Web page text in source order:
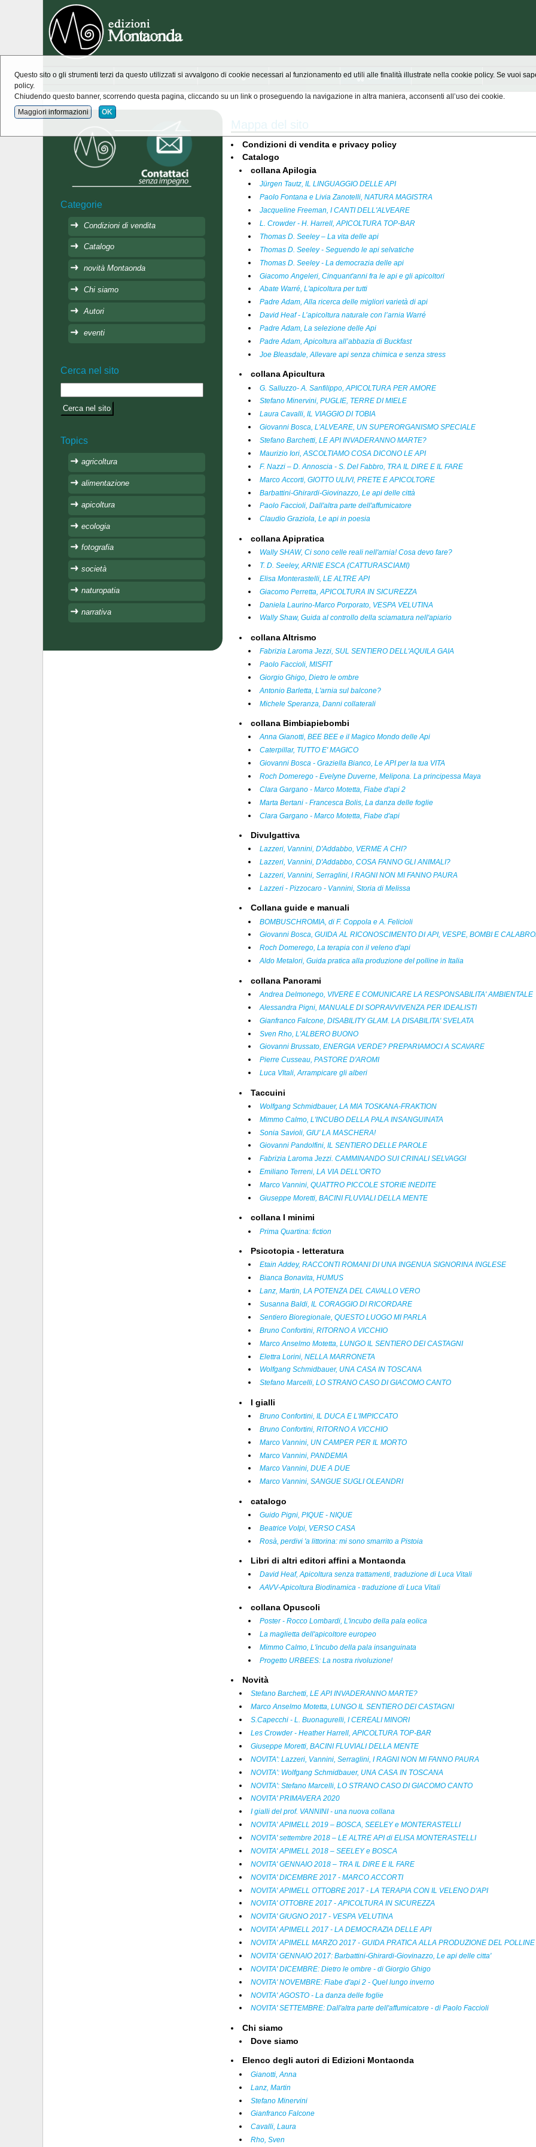
Home novità Montaonda Catalogo Chi siamo Scrivici
Mappa del sito
Condizioni di vendita e privacy policy
Catalogo
collana Apilogia
Jürgen Tautz, IL LINGUAGGIO DELLE API
Paolo Fontana e Livia Zanotelli, NATURA MAGISTRA
Jacqueline Freeman, I CANTI DELL'ALVEARE
L. Crowder - H. Harrell, APICOLTURA TOP-BAR
Thomas D. Seeley – La vita delle api
Thomas D. Seeley - Seguendo le api selvatiche
Thomas D. Seeley - La democrazia delle api
Giacomo Angeleri, Cinquant'anni fra le api e gli apicoltori
Abate Warré, L'apicoltura per tutti
Padre Adam, Alla ricerca delle migliori varietà di api
David Heaf - L’apicoltura naturale con l’arnia Warré
Padre Adam, La selezione delle Api
Padre Adam, Apicoltura all’abbazia di Buckfast
Joe Bleasdale, Allevare api senza chimica e senza stress
collana Apicultura
G. Salluzzo- A. Sanfilippo, APICOLTURA PER AMORE
Stefano Minervini, PUGLIE, TERRE DI MIELE
Laura Cavalli, IL VIAGGIO DI TOBIA
Giovanni Bosca, L'ALVEARE, UN SUPERORGANISMO SPECIALE
Stefano Barchetti, LE API INVADERANNO MARTE?
Maurizio Iori, ASCOLTIAMO COSA DICONO LE API
F. Nazzi – D. Annoscia - S. Del Fabbro, TRA IL DIRE E IL FARE
Marco Accorti, GIOTTO ULIVI, PRETE E APICOLTORE
Barbattini-Ghirardi-Giovinazzo, Le api delle città
Paolo Faccioli, Dall'altra parte dell'affumicatore
Claudio Graziola, Le api in poesia
collana Apipratica
Wally SHAW, Ci sono celle reali nell'arnia! Cosa devo fare?
T. D. Seeley, ARNIE ESCA (CATTURASCIAMI)
Elisa Monterastelli, LE ALTRE API
Giacomo Perretta, APICOLTURA IN SICUREZZA
Daniela Laurino-Marco Porporato, VESPA VELUTINA
Wally Shaw, Guida al controllo della sciamatura nell'apiario
collana Altrismo
Fabrizia Laroma Jezzi, SUL SENTIERO DELL'AQUILA GAIA
Paolo Faccioli, MISFIT
Giorgio Ghigo, Dietro le ombre
Antonio Barletta, L'arnia sul balcone?
Michele Speranza, Danni collaterali
collana Bimbiapiebombi
Anna Gianotti, BEE BEE e il Magico Mondo delle Api
Caterpillar, TUTTO E' MAGICO
Giovanni Bosca - Graziella Bianco, Le API per la tua VITA
Roch Domerego - Evelyne Duverne, Melipona. La principessa Maya
Clara Gargano - Marco Motetta, Fiabe d'api 2
Marta Bertani - Francesca Bolis, La danza delle foglie
Clara Gargano - Marco Motetta, Fiabe d'api
Divulgattiva
Lazzeri, Vannini, D'Addabbo, VERME A CHI?
Lazzeri, Vannini, D'Addabbo, COSA FANNO GLI ANIMALI?
Lazzeri, Vannini, Serraglini, I RAGNI NON MI FANNO PAURA
Lazzeri - Pizzocaro - Vannini, Storia di Melissa
Collana guide e manuali
BOMBUSCHROMIA, di F. Coppola e A. Felicioli
Giovanni Bosca, GUIDA AL RICONOSCIMENTO DI API, VESPE, BOMBI E
Roch Domerego, La terapia con il veleno d'api
Aldo Metalori, Guida pratica alla produzione del polline in Italia
collana Panorami
Andrea Delmonego, VIVERE E COMUNICARE LA RESPONSABILITA' AMBIENTALE
Alessandra Pigni, MANUALE DI SOPRAVVIVENZA PER IDEALISTI
Gianfranco Falcone, DISABILITY GLAM. LA DISABILITA' SVELATA
Sven Rho, L'ALBERO BUONO
Giovanni Brussato, ENERGIA VERDE? PREPARIAMOCI A SCAVARE
Pierre Cusseau, PASTORE D'AROMI
Luca VItali, Arrampicare gli alberi
Taccuini
Wolfgang Schmidbauer, LA MIA TOSKANA-FRAKTION
Mimmo Calmo, L'INCUBO DELLA PALA INSANGUINATA
Sonia Savioli, GIU' LA MASCHERA!
Giovanni Pandolfini, IL SENTIERO DELLE PAROLE
Fabrizia Laroma Jezzi. CAMMINANDO SUI CRINALI SELVAGGI
Emiliano Terreni, LA VIA DELL'ORTO
Marco Vannini, QUATTRO PICCOLE STORIE INEDITE
Giuseppe Moretti, BACINI FLUVIALI DELLA MENTE
collana I minimi
Prima Quartina: fiction
Psicotopia - letteratura
Etain Addey, RACCONTI ROMANI DI UNA INGENUA SIGNORINA INGLESE
Bianca Bonavita, HUMUS
Lanz, Martin, LA POTENZA DEL CAVALLO VERO
Susanna Baldi, IL CORAGGIO DI RICORDARE
Sentiero Bioregionale, QUESTO LUOGO MI PARLA
Bruno Confortini, RITORNO A VICCHIO
Marco Anselmo Motetta, LUNGO IL SENTIERO DEI CASTAGNI
Elettra Lorini, NELLA MARRONETA
Wolfgang Schmidbauer, UNA CASA IN TOSCANA
Stefano Marcelli, LO STRANO CASO DI GIACOMO CANTO
I gialli
Bruno Confortini, IL DUCA E L'IMPICCATO
Bruno Confortini, RITORNO A VICCHIO
Marco Vannini, UN CAMPER PER IL MORTO
Marco Vannini, PANDEMIA
Marco Vannini, DUE A DUE
Marco Vannini, SANGUE SUGLI OLEANDRI
catalogo
Guido Pigni, PIQUE - NIQUE
Beatrice Volpi, VERSO CASA
Rosà, perdivi 'a littorina: mi sono smarrito a Pistoia
Libri di altri editori affini a Montaonda
David Heaf, Apicoltura senza trattamenti, traduzione di Luca Vitali
AAVV-Apicoltura Biodinamica - traduzione di Luca Vitali
collana Opuscoli
Poster - Rocco Lombardi, L'incubo della pala eolica
La maglietta dell'apicoltore europeo
Mimmo Calmo, L'incubo della pala insanguinata
Progetto URBEES: La nostra rivoluzione!
Novità
Stefano Barchetti, LE API INVADERANNO MARTE?
Marco Anselmo Motetta, LUNGO IL SENTIERO DEI CASTAGNI
S.Capecchi - L. Buonagurelli, I CEREALI MINORI
Les Crowder - Heather Harrell, APICOLTURA TOP-BAR
Giuseppe Moretti, BACINI FLUVIALI DELLA MENTE
NOVITA': Lazzeri, Vannini, Serraglini, I RAGNI NON MI FANNO PAURA
NOVITA': Wolfgang Schmidbauer, UNA CASA IN TOSCANA
NOVITA': Stefano Marcelli, LO STRANO CASO DI GIACOMO CANTO
NOVITA' PRIMAVERA 2020
I gialli del prof. VANNINI - una nuova collana
NOVITA' APIMELL 2019 – BOSCA, SEELEY e MONTERASTELLI
NOVITA' settembre 2018 – LE ALTRE API di ELISA MONTERASTELLI
NOVITA' APIMELL 2018 – SEELEY e BOSCA
NOVITA' GENNAIO 2018 – TRA IL DIRE E IL FARE
NOVITA' DICEMBRE 2017 - MARCO ACCORTI
NOVITA' APIMELL OTTOBRE 2017 - LA TERAPIA CON IL VELENO D'API
NOVITA' OTTOBRE 2017 - APICOLTURA IN SICUREZZA
NOVITA' GIUGNO 2017 - VESPA VELUTINA
NOVITA' APIMELL 2017 - LA DEMOCRAZIA DELLE API
NOVITA' APIMELL MARZO 2017 - GUIDA PRATICA ALLA PRODUZIONE DEL POLLINE
NOVITA' GENNAIO 2017: Barbattini-Ghirardi-Giovinazzo, Le api delle citta'
NOVITA' DICEMBRE: Dietro le ombre - di Giorgio Ghigo
NOVITA' NOVEMBRE: Fiabe d'api 2 - Quel lungo inverno
NOVITA' AGOSTO - La danza delle foglie
NOVITA' SETTEMBRE: Dall'altra parte dell'affumicatore - di Paolo Faccioli
Chi siamo
Dove siamo
Elenco degli autori di Edizioni Montaonda
Gianotti, Anna
Lanz, Martin
Stefano Minervini
Gianfranco Falcone
Cavalli, Laura
Rho, Sven
Categorie
Condizioni di vendita
Catalogo
novità Montaonda
Chi siamo
Autori
eventi
Cerca nel sito
Topics
agricoltura
alimentazione
apicoltura
ecologia
fotografia
società
naturopatia
narrativa
Questo sito o gli strumenti terzi da questo utilizzati si avvalgono di cookie necessari al funzionamento ed utili alle finalità illustrate nella cookie policy. Se vuoi
policy.
Chiudendo questo banner, scorrendo questa pagina, cliccando su un link o proseguendo la navigazione in altra maniera, acconsenti all’uso dei cookie.
Maggiori informazioni OK